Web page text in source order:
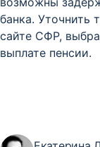
банка. Уточнить
сайте СФР,
выплате пенсии.